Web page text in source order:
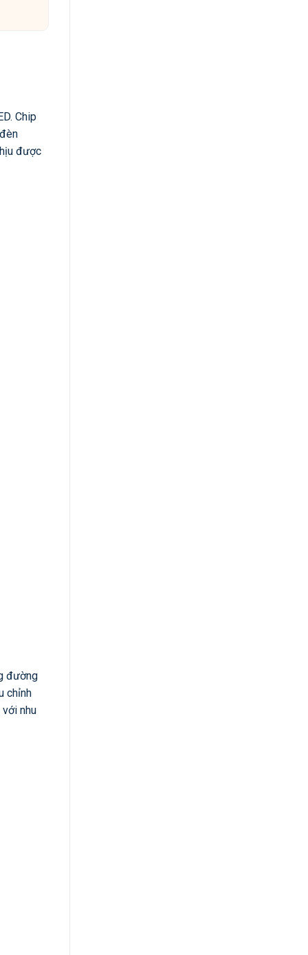
Chip
được
đường
chỉnh
nhu